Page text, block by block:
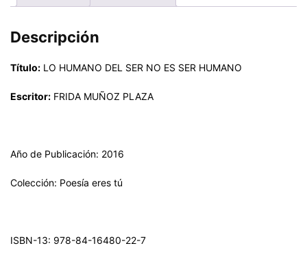
Descripción
Título: LO HUMANO DEL SER NO ES SER HUMANO
Escritor: FRIDA MUÑOZ PLAZA
Año de Publicación: 2016
Colección: Poesía eres tú
ISBN-13: 978-84-16480-22-7